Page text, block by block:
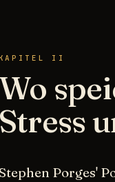
II
Porges'